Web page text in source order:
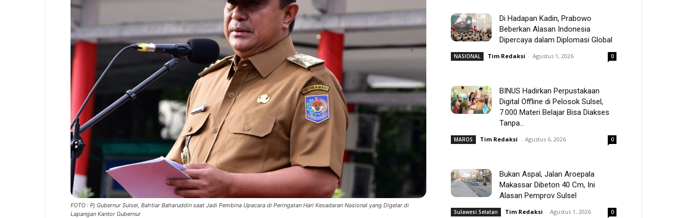
FOTO : Pj Gubernur Sulsel, Bahtiar Baharuddin saat Jadi Pembina Upacara di Peringatan Hari Kesadaran Nasional yang Digelar di
Lapangan Kantor Gubernur
Di Hadapan Kadin, Prabowo
Beberkan Alasan Indonesia
Dipercaya dalam Diplomasi Global
NASIONAL Tim Redaksi - Agustus 1, 2026 0
BINUS Hadirkan Perpustakaan
Digital Offline di Pelosok Sulsel,
7.000 Materi Belajar Bisa Diakses
Tanpa...
MAROS Tim Redaksi - Agustus 6, 2026 0
Bukan Aspal, Jalan Aroepala
Makassar Dibeton 40 Cm, Ini
Alasan Pemprov Sulsel
Sulawesi Selatan Tim Redaksi - Agustus 1, 2026 0